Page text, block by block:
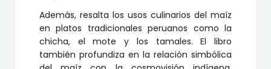
Además, resalta los usos culinarios del maíz
en platos tradicionales peruanos como la
chicha, el mote y los tamales. El libro
también profundiza en la relación simbólica